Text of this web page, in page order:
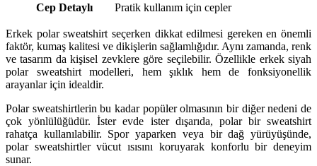
Cep Detaylı
Pratik kullanım için cepler
Erkek polar sweatshirt seçerken dikkat edilmesi gereken en önemli
faktör, kumaş kalitesi ve dikişlerin sağlamlığıdır. Aynı zamanda, renk
ve tasarım da kişisel zevklere göre seçilebilir. Özellikle erkek siyah
polar sweatshirt modelleri, hem şıklık hem de fonksiyonellik
arayanlar için idealdir.
Polar sweatshirtlerin bu kadar popüler olmasının bir diğer nedeni de
çok yönlülüğüdür. İster evde ister dışarıda, polar bir sweatshirt
rahatça kullanılabilir. Spor yaparken veya bir dağ yürüyüşünde,
polar sweatshirtler vücut ısısını koruyarak konforlu bir deneyim
sunar.